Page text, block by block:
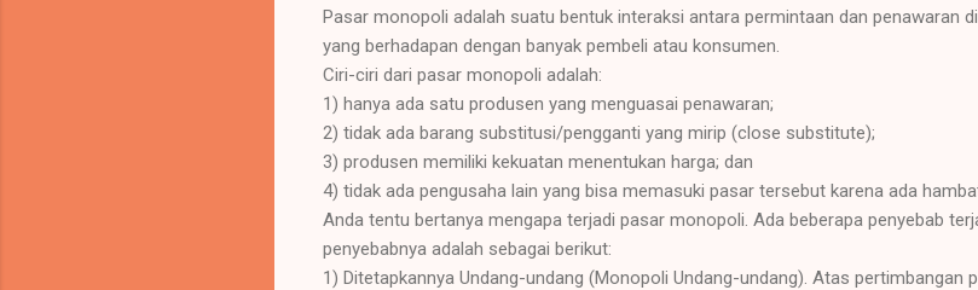
Pasar monopoli adalah suatu bentuk interaksi antara permintaan dan penawaran
yang berhadapan dengan banyak pembeli atau konsumen.
Ciri-ciri dari pasar monopoli adalah:
1) hanya ada satu produsen yang menguasai penawaran;
2) tidak ada barang substitusi/pengganti yang mirip (close substitute);
3) produsen memiliki kekuatan menentukan harga; dan
4) tidak ada pengusaha lain yang bisa memasuki pasar tersebut karena ada
Anda tentu bertanya mengapa terjadi pasar monopoli. Ada beberapa penyebab
penyebabnya adalah sebagai berikut:
1) Ditetapkannya Undang-undang (Monopoli Undang-undang). Atas pertimbangan